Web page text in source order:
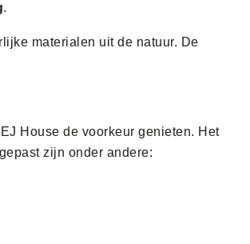
.
materialen uit de natuur. De
House de voorkeur genieten. Het
zijn onder andere: